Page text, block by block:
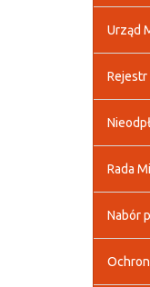
Urząd
Rada
Nabór